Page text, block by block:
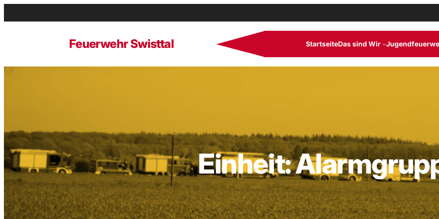
Inhalt
Feuerwehr Swisttal StartseiteDas sind Wir
Einheit: